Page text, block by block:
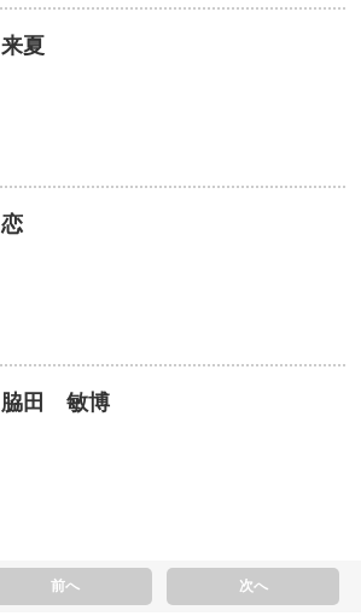
来夏
恋
脇田 敏博
前へ 次へ